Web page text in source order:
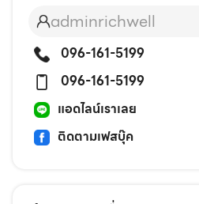
adminrichwell
096-161-5199
096-161-5199
แอดไลน์เราเลย
ติดตามเฟสบุ๊ค